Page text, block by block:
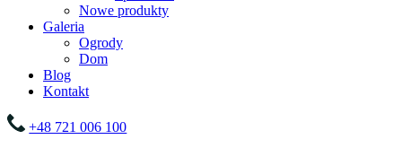
Nowe produkty
Galeria
Ogrody
Dom
Blog
Kontakt
+48 721 006 100